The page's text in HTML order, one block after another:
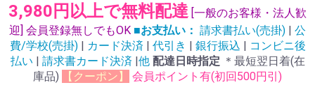
3,980円以上で無料配達 [一般のお客様・法人歓
迎] 会員登録無しでもOK ■お支払い： 請求書払い(売掛) | 公
費/学校(売掛) | カード決済 | 代引き | 銀行振込 | コンビニ後
払い | 請求書カード決済 |他 配達日時指定 ＊最短翌日着(在
庫品)
【クーポン】 会員ポイント有(初回500円引)